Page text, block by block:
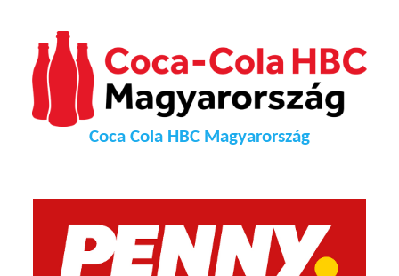
Coca Cola HBC Magyarország